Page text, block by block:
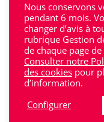
Bron
Lyon
Lyon 6
Villeurbanne
Calluire
Nous conservons
pendant 6 mois.
changer d’avis à
rubrique Gestion
de chaque page
Consulter notre
des cookies pour
d’information.
Configurer